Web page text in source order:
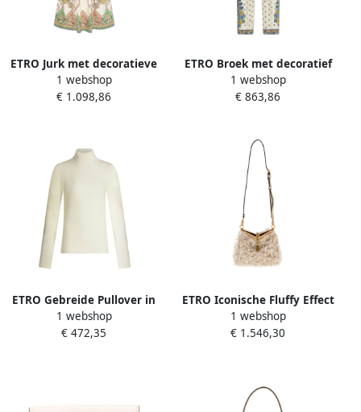
ETRO Jurk met decoratieve
print en bandjes Beige
Dames
1 webshop
€ 1.098,86
ETRO Broek met decoratief
patroon Beige Dames
1 webshop
€ 863,86
ETRO Gebreide Pullover in
Roomwit Beige Dames
1 webshop
€ 472,35
ETRO Iconische Fluffy Effect
Tas Beige Dames
1 webshop
€ 1.546,30